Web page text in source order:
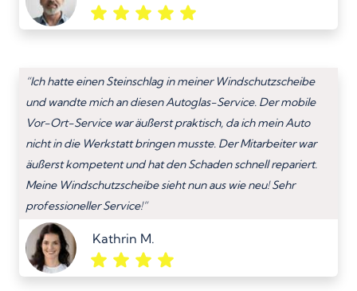
“Ich hatte einen Steinschlag in meiner Windschutzscheibe
und wandte mich an diesen Autoglas-Service. Der mobile
Vor-Ort-Service war äußerst praktisch, da ich mein Auto
nicht in die Werkstatt bringen musste. Der Mitarbeiter war
äußerst kompetent und hat den Schaden schnell repariert.
Meine Windschutzscheibe sieht nun aus wie neu! Sehr
professioneller Service!”
Kathrin M.